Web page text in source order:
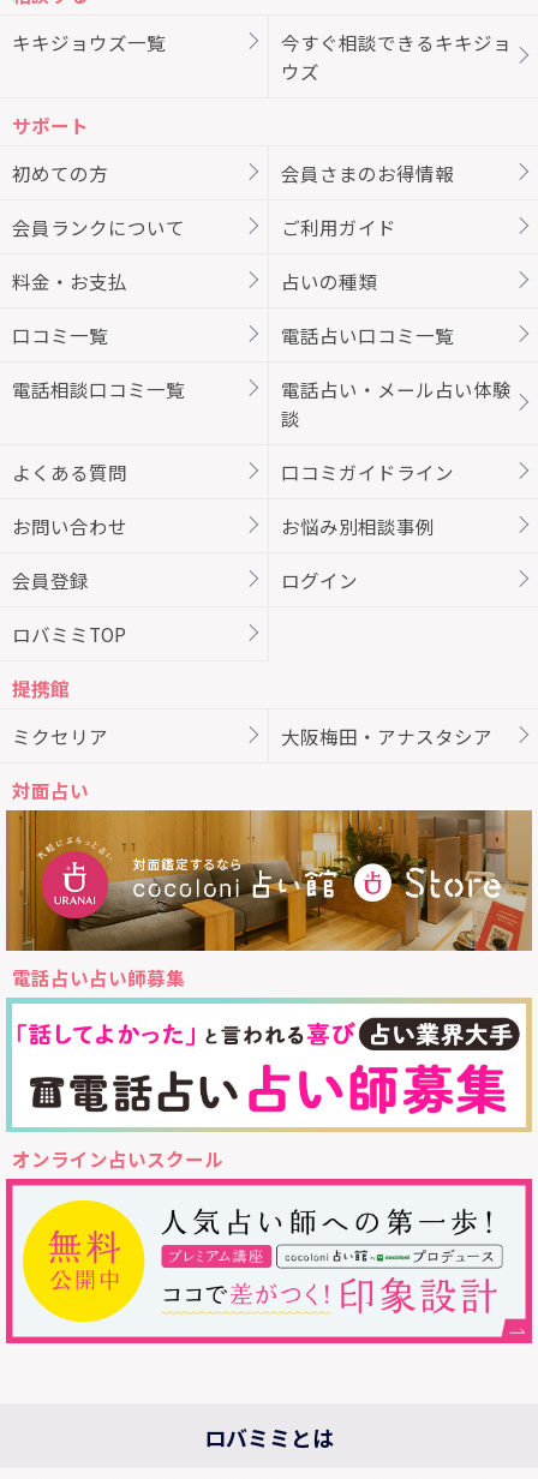
キキジョウズ一覧
今すぐ相談できるキキジョ
ウズ
サポート
初めての方
会員さまのお得情報
会員ランクについて ご利用ガイド
料金・お支払 占いの種類
口コミ一覧 電話占い口コミ一覧
電話相談口コミ一覧
電話占い・メール占い体験
談
よくある質問 口コミガイドライン
お問い合わせ お悩み別相談事例
会員登録 ログイン
ロバミミTOP
提携館
ミクセリア
大阪梅田・アナスタシア
対面占い
電話占い占い師募集
オンライン占いスクール
ロバミミとは